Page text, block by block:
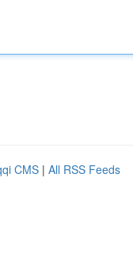
CMS | All RSS Feeds